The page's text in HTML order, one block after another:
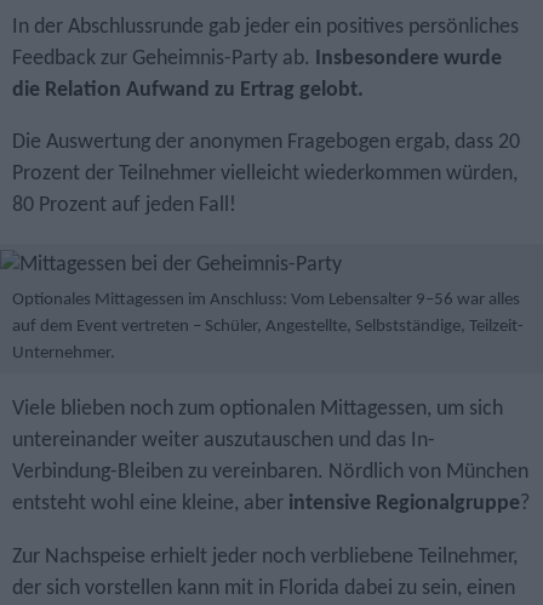
In der Abschlussrunde gab jeder ein positives persönliches
Feedback zur Geheimnis-Party ab.
Insbesondere wurde
die Relation Aufwand zu Ertrag gelobt.
Die Auswertung der anonymen Fragebogen ergab, dass 20
Prozent der Teilnehmer vielleicht wiederkommen würden,
80 Prozent auf jeden Fall!
Optionales Mittagessen im Anschluss: Vom Lebensalter 9–56 war alles
auf dem Event vertreten – Schüler, Angestellte, Selbstständige, Teilzeit-
Unternehmer.
Viele blieben noch zum optionalen Mittagessen, um sich
untereinander weiter auszutauschen und das In-
Verbindung-Bleiben zu vereinbaren. Nördlich von München
entsteht wohl eine kleine, aber intensive Regionalgruppe?
Zur Nachspeise erhielt jeder noch verbliebene Teilnehmer,
der sich vorstellen kann mit in Florida dabei zu sein, einen